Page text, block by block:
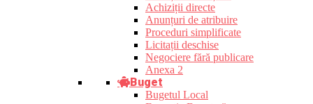
Achiziții directe
Anunțuri de atribuire
Proceduri simplificate
Licitații deschise
Negociere fără publicare
Anexa 2
Buget
Bugetul Local